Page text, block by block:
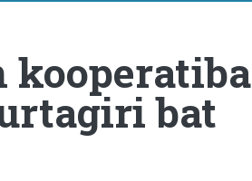
kooperatiba
bat